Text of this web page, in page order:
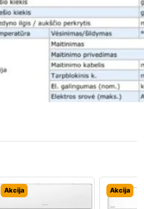
Akcija Akcija